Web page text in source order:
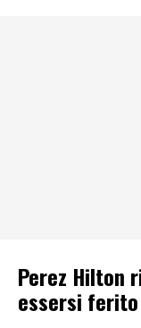
Perez Hilton
essersi